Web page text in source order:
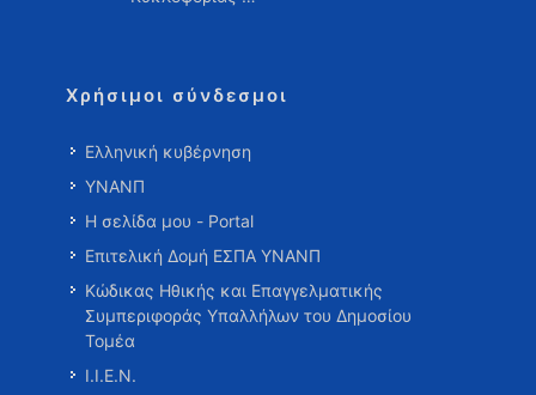
Χρήσιμοι σύνδεσμοι
Ελληνική κυβέρνηση
ΥΝΑΝΠ
Η σελίδα μου - Portal
Επιτελική Δομή ΕΣΠΑ ΥΝΑΝΠ
Κώδικας Ηθικής και Επαγγελματικής
Συμπεριφοράς Υπαλλήλων του Δημοσίου
Τομέα
Ι.Ι.Ε.Ν.